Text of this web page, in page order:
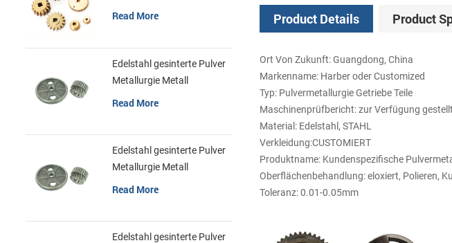
Product Details Product
Ort Von Zukunft: Guangdong, China
Markenname: Harber oder Customized
Typ: Pulvermetallurgie Getriebe Teile
Maschinenprüfbericht: zur Verfügung gestellt
Material: Edelstahl, STAHL
Verkleidung:CUSTOMIERT
Produktname: Kundenspezifische
Oberflächenbehandlung: eloxiert, Polieren,
Toleranz: 0.01-0.05mm
Messing Getriebe
Read More
Edelstahl gesinterte Pulver
Metallurgie Metall
Zahnräder
Read More
Edelstahl gesinterte Pulver
Metallurgie Metall
Zahnräder
Read More
Edelstahl gesinterte Pulver